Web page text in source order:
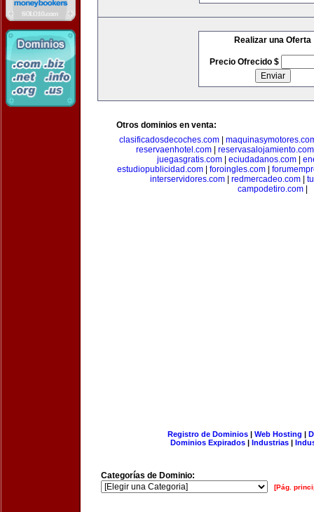
Realizar una Oferta
Precio Ofrecido $
Otros dominios en venta:
clasificadosdecoches.com
reservaenhotel.com| reservasalojamiento.com
juegasgratis.com
eciudadanos.com
estudiopublicidad.com| foroingles.com|
interservidores.com
redmercadeo.com
campodetiro.com
Registro de Dominios| Web Hosting |
Dominios Expirados | Industrias |
Categorías de Dominio:
[Pág.